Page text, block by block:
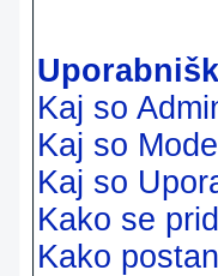
Kaj so
Kaj so
Kaj so
Kako se
Kako